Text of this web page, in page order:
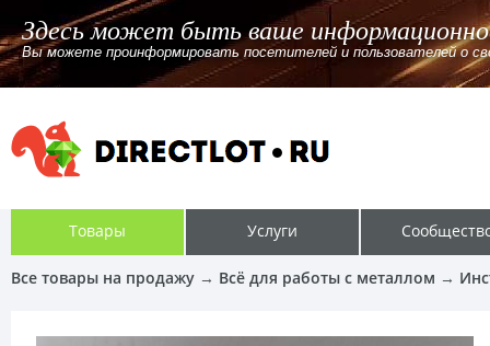
Сообщение от
пользователя
«Администрация»
Здесь может быть
Вы можете проинформировать
Товары Услуги
Все товары на продажу → Всё для работы с металлом →